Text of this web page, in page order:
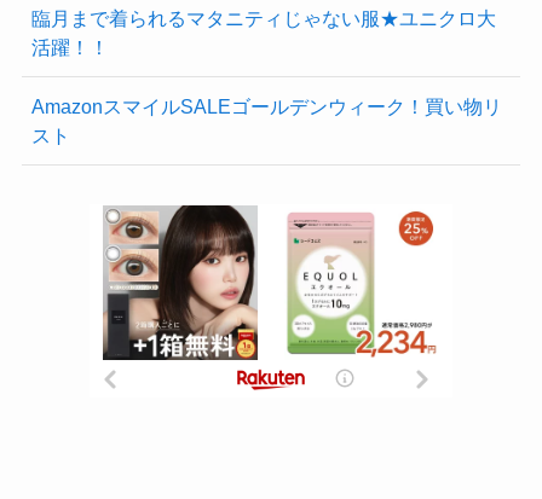
臨月まで着られるマタニティじゃない服★ユニクロ大
活躍！！
AmazonスマイルSALEゴールデンウィーク！買い物リ
スト